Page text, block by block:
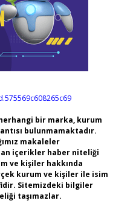
bir marka, kurum
bulunmamaktadır.
makaleler
içerikler haber niteliği
ve kişiler hakkında
kurum ve kişiler ile isim
Sitemizdeki bilgiler
taşımazlar.